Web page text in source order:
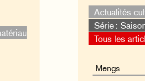
Actualités
Série :
Tous les